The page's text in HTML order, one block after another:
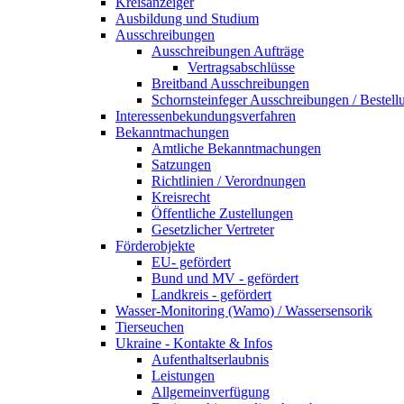
Ausbildung und Studium
Ausschreibungen
Ausschreibungen Aufträge
Vertragsabschlüsse
Breitband Ausschreibungen
Schornsteinfeger Ausschreibungen /
Interessenbekundungsverfahren
Bekanntmachungen
Amtliche Bekanntmachungen
Satzungen
Richtlinien / Verordnungen
Kreisrecht
Öffentliche Zustellungen
Gesetzlicher Vertreter
Förderobjekte
EU- gefördert
Bund und MV - gefördert
Landkreis - gefördert
Wasser-Monitoring (Wamo) / Wassersensorik
Tierseuchen
Ukraine - Kontakte & Infos
Aufenthaltserlaubnis
Leistungen
Allgemeinverfügung